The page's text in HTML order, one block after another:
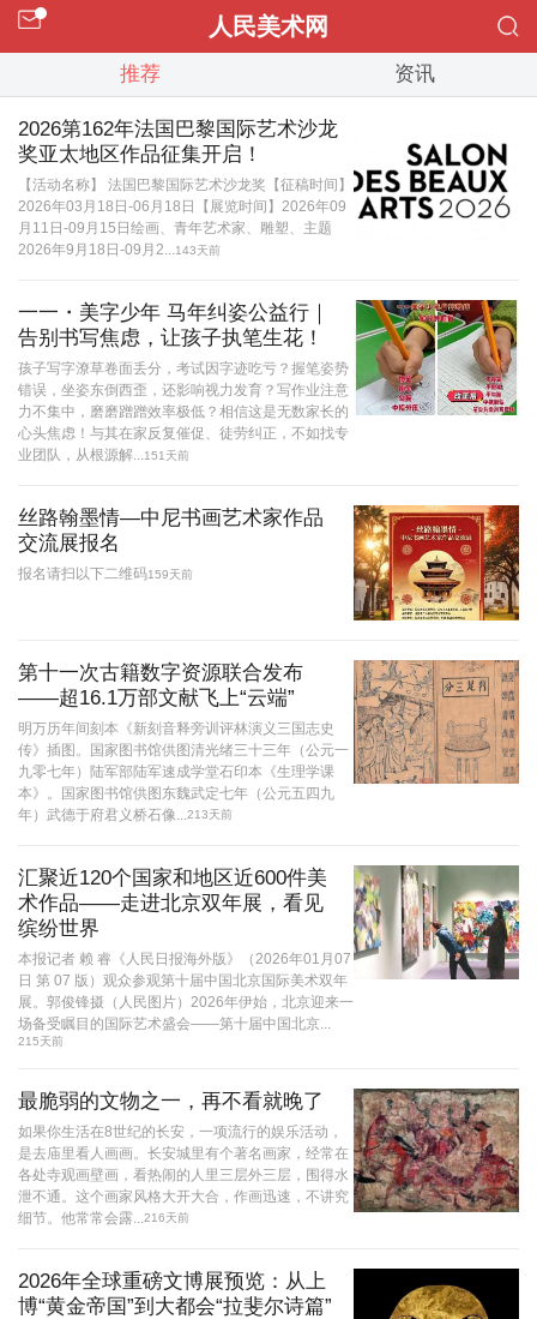
人民美术网
推荐 资讯
2026第162年法国巴黎国际艺术沙龙
奖亚太地区作品征集开启！
【活动名称】 法国巴黎国际艺术沙龙奖【征稿时间】
2026年03月18日-06月18日【展览时间】2026年09
月11日-09月15日绘画、青年艺术家、雕塑、主题
2026年9月18日-09月2...143天前
一一・美字少年 马年纠姿公益行｜
告别书写焦虑，让孩子执笔生花！
孩子写字潦草卷面丢分，考试因字迹吃亏？握笔姿势
错误，坐姿东倒西歪，还影响视力发育？写作业注意
力不集中，磨磨蹭蹭效率极低？相信这是无数家长的
心头焦虑！与其在家反复催促、徒劳纠正，不如找专
业团队，从根源解...151天前
丝路翰墨情—中尼书画艺术家作品
交流展报名
报名请扫以下二维码159天前
第十一次古籍数字资源联合发布
——超16.1万部文献飞上“云端”
明万历年间刻本《新刻音释旁训评林演义三国志史
传》插图。国家图书馆供图清光绪三十三年（公元一
九零七年）陆军部陆军速成学堂石印本《生理学课
本》。国家图书馆供图东魏武定七年（公元五四九
年）武德于府君义桥石像...
213天前
汇聚近120个国家和地区近600件美
术作品——走进北京双年展，看见
缤纷世界
本报记者 赖 睿《人民日报海外版》（2026年01月07
日 第 07 版）观众参观第十届中国北京国际美术双年
展。郭俊锋摄（人民图片）2026年伊始，北京迎来一
场备受瞩目的国际艺术盛会——第十届中国北京...
215天前
最脆弱的文物之一，再不看就晚了
如果你生活在8世纪的长安，一项流行的娱乐活动，
是去庙里看人画画。长安城里有个著名画家，经常在
各处寺观画壁画，看热闹的人里三层外三层，围得水
泄不通。这个画家风格大开大合，作画迅速，不讲究
细节。他常常会露...
216天前
2026年全球重磅文博展预览：从上
博“黄金帝国”到大都会“拉斐尔诗篇”